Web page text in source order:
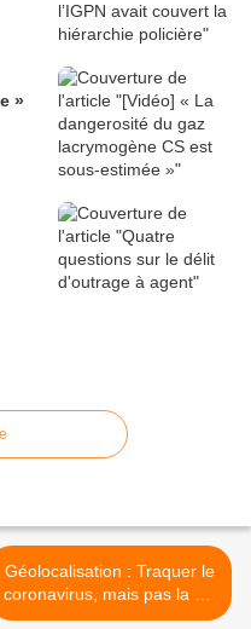
»
Géolocalisation : Traquer le
coronavirus, mais pas la vie
privée >